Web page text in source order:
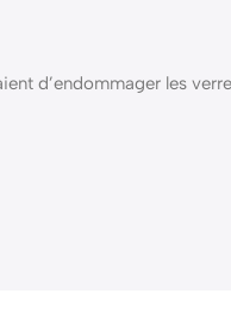
d’endommager les